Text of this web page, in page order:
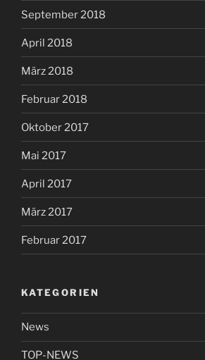
September 2018
April 2018
März 2018
Februar 2018
Oktober 2017
Mai 2017
April 2017
März 2017
Februar 2017
KATEGORIEN
News
TOP-NEWS